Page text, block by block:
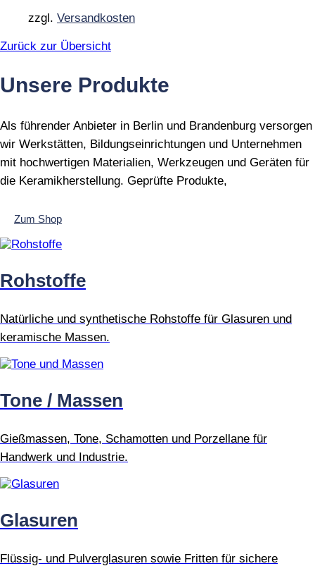
zzgl. Versandkosten
Zurück zur Übersicht
Unsere Produkte
Als führender Anbieter in Berlin und Brandenburg versorgen
wir Werkstätten, Bildungseinrichtungen und Unternehmen
mit hochwertigen Materialien, Werkzeugen und Geräten für
die Keramikherstellung. Geprüfte Produkte,
Zum Shop
Rohstoffe
Natürliche und synthetische Rohstoffe für Glasuren und
keramische Massen.
Tone / Massen
Gießmassen, Tone, Schamotten und Porzellane für
Handwerk und Industrie.
Glasuren
Flüssig- und Pulverglasuren sowie Fritten für sichere